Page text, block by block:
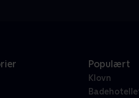
Populært
Klovn